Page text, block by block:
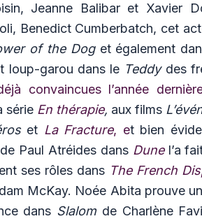
Jeanne Balibar et Xavier
Benedict Cumberbatch, cet
of the Dog et également
loup-garou dans le Teddydes
convaincues l’année
série En thérapie, aux films
et La Fracture, et bien
Paul Atréides dans Dune l’a
ses rôles dans The French
McKay. Noée Abita prouve
dans Slalom de Charlène